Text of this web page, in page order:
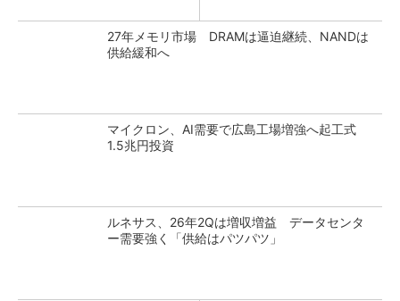
27年メモリ市場 DRAMは逼迫継続、NANDは
供給緩和へ
マイクロン、AI需要で広島工場増強へ起工式
1.5兆円投資
ルネサス、26年2Qは増収増益 データセンタ
ー需要強く「供給はパツパツ」